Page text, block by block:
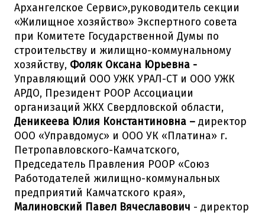
Архангелское Сервис»,руководитель секции
«Жилищное хозяйство» Экспертного совета
при Комитете Государственной Думы по
строительству и жилищно-коммунальному
хозяйству, Фоляк Оксана Юрьевна -
Управляющий ООО УЖК УРАЛ-СТ и ООО УЖК
АРДО, Президент РООР Ассоциации
организаций ЖКХ Свердловской области,
Деникеева Юлия Константиновна – директор
ООО «Управдомус» и ООО УК «Платина» г.
Петропавловского-Камчатского,
Председатель Правления РООР «Союз
Работодателей жилищно-коммунальных
предприятий Камчатского края»,
Малиновский Павел Вячеславович - директор